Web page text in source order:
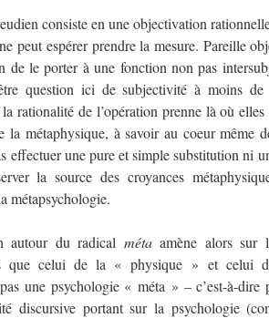
consiste en une objectivation
peut espérer prendre la mesure. Pareille
de le porter à une fonction non pas
question ici de subjectivité à moins de
rationalité de l’opération prenne là où
la métaphysique, à savoir au coeur même
effectuer une pure et simple substitution ni
la source des croyances
métapsychologie.
autour du radical métaamène alors sur
que celui de la « physique » et celui
une psychologie « méta » – c’est-à-dire
discursive portant sur la psychologie